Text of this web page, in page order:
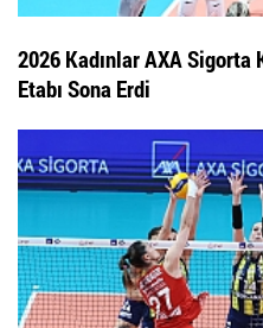
2026 Kadınlar AXA Sigorta
Etabı Sona Erdi